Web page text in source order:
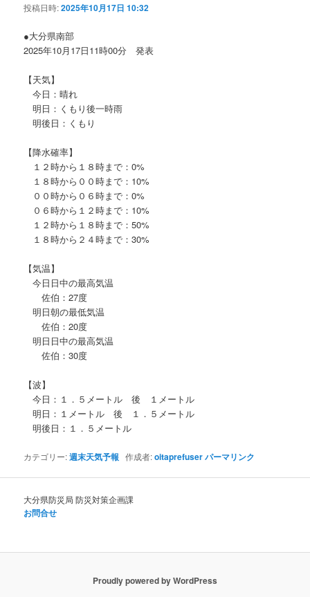
投稿日時:2025年10月17日 10:32
●大分県南部
2025年10月17日11時00分 発表
【天気】
今日：晴れ
明日：くもり後一時雨
明後日：くもり
【降水確率】
１２時から１８時まで：0%
１８時から００時まで：10%
００時から０６時まで：0%
０６時から１２時まで：10%
１２時から１８時まで：50%
１８時から２４時まで：30%
【気温】
今日日中の最高気温
佐伯：27度
明日朝の最低気温
佐伯：20度
明日日中の最高気温
佐伯：30度
【波】
今日：１．５メートル 後 １メートル
明日：１メートル 後 １．５メートル
明後日：１．５メートル
カテゴリー:週末天気予報 作成者:oitaprefuserパーマリンク
大分県防災局 防災対策企画課
お問合せ
Proudly powered by WordPress